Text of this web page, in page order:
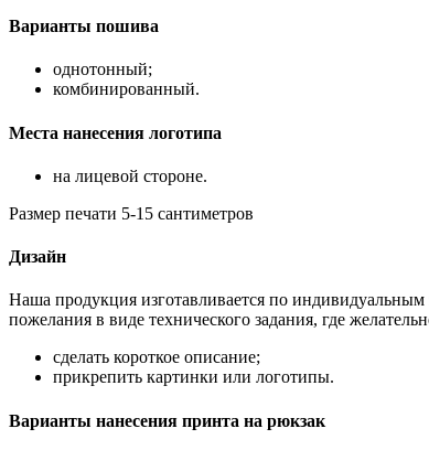
Варианты пошива
однотонный;
комбинированный.
Места нанесения логотипа
на лицевой стороне.
Размер печати 5-15 сантиметров
Дизайн
Наша продукция изготавливается по
пожелания в виде технического задания, где
сделать короткое описание;
прикрепить картинки или логотипы.
Варианты нанесения принта на рюкзак